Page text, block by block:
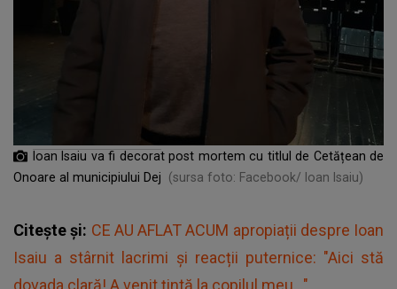
Ioan Isaiu va fi decorat post mortem cu titlul de Cetățean de
Onoare al municipiului Dej
(sursa foto: Facebook/ Ioan Isaiu)
Citește și: CE AU AFLAT ACUM apropiații despre Ioan
Isaiu a stârnit lacrimi și reacții puternice: "Aici stă
dovada clară! A venit țintă la copilul meu..."